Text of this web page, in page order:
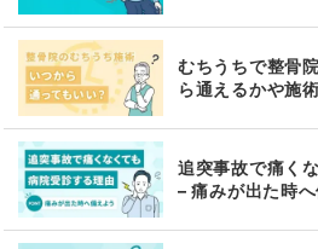
むちうちで整骨
ら通えるかや施
追突事故で痛く
– 痛みが出た時へ